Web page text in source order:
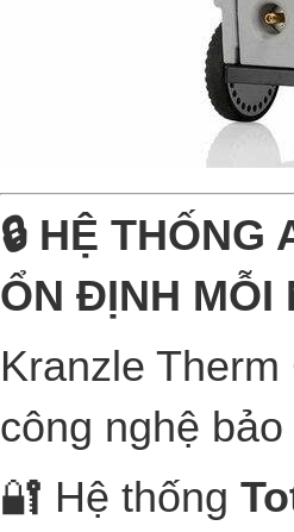
🔒 HỆ
ỔN ĐỊNH MỖI
Kranzle
công nghệ
🔐 Hệ thống